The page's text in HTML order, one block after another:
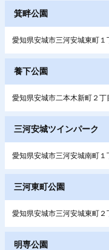
箕畔公園
愛知県安城市三河安城東町１
養下公園
愛知県安城市二本木新町２丁
三河安城ツインパーク
愛知県安城市三河安城南町１
三河東町公園
愛知県安城市三河安城東町２
明専公園